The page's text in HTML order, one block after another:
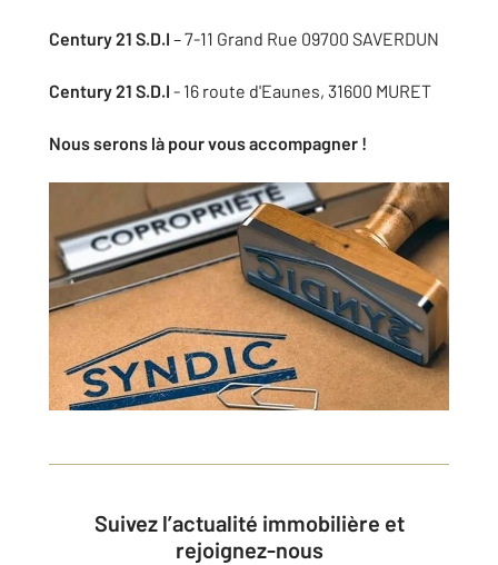
Century 21 S.D.I – 7-11 Grand Rue 09700 SAVERDUN
Century 21 S.D.I - 16 route d'Eaunes, 31600 MURET
Nous serons là pour vous accompagner !
Suivez l’actualité immobilière et
rejoignez-nous